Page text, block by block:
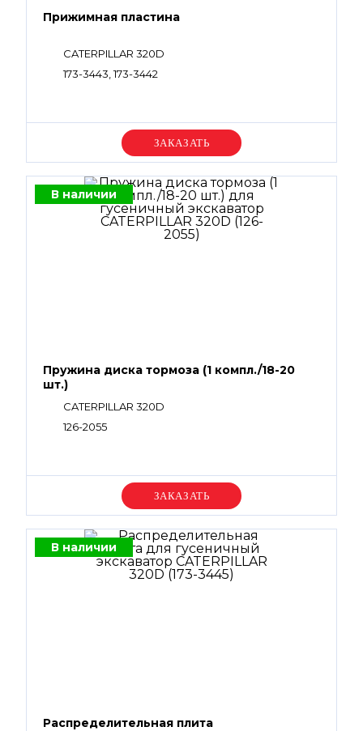
Прижимная пластина
CATERPILLAR 320D
173-3443, 173-3442
Уточняйте цену
В наличии
Пружина диска тормоза (1 компл./18-20
шт.)
CATERPILLAR 320D
126-2055
Уточняйте цену
В наличии
Распределительная плита